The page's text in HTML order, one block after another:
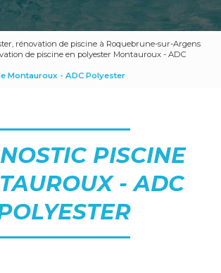
rénovation de piscine à Roquebrune-sur-Argens
de piscine en polyester Montauroux - ADC
Montauroux - ADC Polyester
PISCINE
- ADC